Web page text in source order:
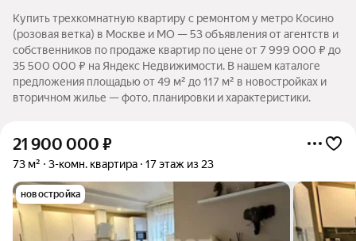
Купить трехкомнатную квартиру с ремонтом у метро Косино
(розовая ветка) в Москве и МО — 53 объявления от агентств и
собственников по продаже квартир по цене от 7 999 000 ₽ до
35 500 000 ₽ на Яндекс Недвижимости. В нашем каталоге
предложения площадью от 49 м² до 117 м² в новостройках и
вторичном жилье — фото, планировки и характеристики.
21 900 000 ₽
73 м² 3-комн. квартира 17 этаж из 23
новостройка